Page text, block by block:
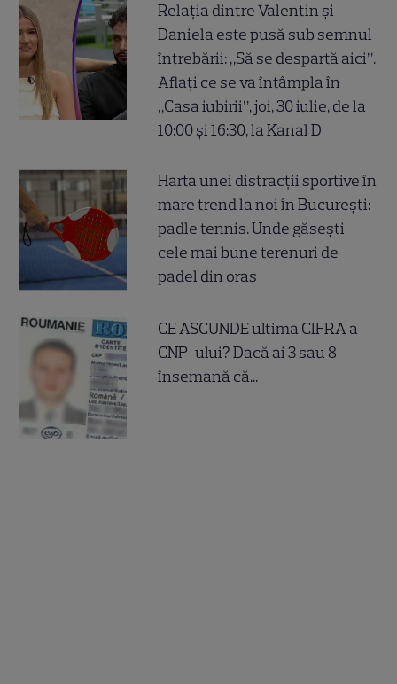
Relația dintre Valentin și
Daniela este pusă sub semnul
întrebării: „Să se despartă aici”.
Aflați ce se va întâmpla în
„Casa iubirii”, joi, 30 iulie, de la
10:00 și 16:30, la Kanal D
Harta unei distracții sportive în
mare trend la noi în București:
padle tennis. Unde găsești
cele mai bune terenuri de
padel din oraș
CE ASCUNDE ultima CIFRA a
CNP-ului? Dacă ai 3 sau 8
însemană că...